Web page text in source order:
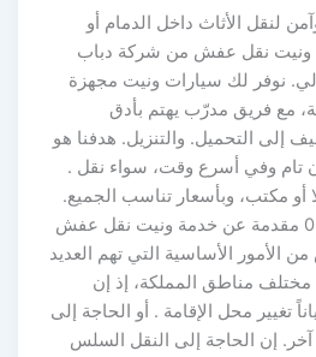
لنقل الأثاث داخل الدمام أو
ونيت نقل عفش من شركة دباب
نوفر لك سيارات ونيت مجهزة
مع فريق مدرّب يهتم بأدق
إلى التحميل. والتنزيل. هدفنا هو
وفي أسرع وقت، سواء نقل .
مكتب، وبأسعار تناسب الجميع.
الان : 0576195855 مقدمة عن خدمة ونيت نقل عفش
الأساسية التي تهم العديد
مناطق المملكة، إذ إن
تغيير محل الإقامة . أو الحاجة إلى
إن الحاجة إلى النقل السلس